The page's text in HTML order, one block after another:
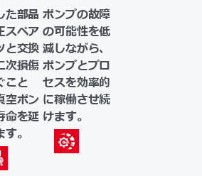
た部品
スペア
と交換
次損傷
こと
空ポン
命を延
。
ポンプの故障
の可能性を低
減しながら、
ポンプとプロ
セスを効率的
に稼働させ続
けます。